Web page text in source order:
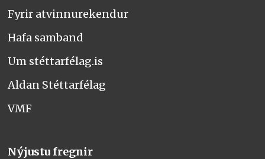
Fyrir atvinnurekendur
Hafa samband
Um stéttarfélag.is
Aldan Stéttarfélag
VMF
Nýjustu fregnir